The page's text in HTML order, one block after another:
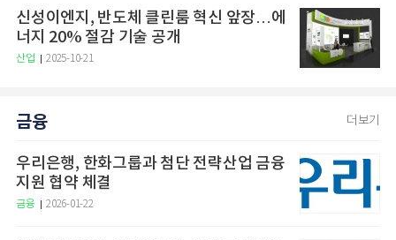
신성이엔지, 반도체 클린룸 혁신 앞장…에
너지 20% 절감 기술 공개
산업 2025-10-21
금융 더보기
우리은행, 한화그룹과 첨단 전략산업 금융
지원 협약 체결
금융 2026-01-22